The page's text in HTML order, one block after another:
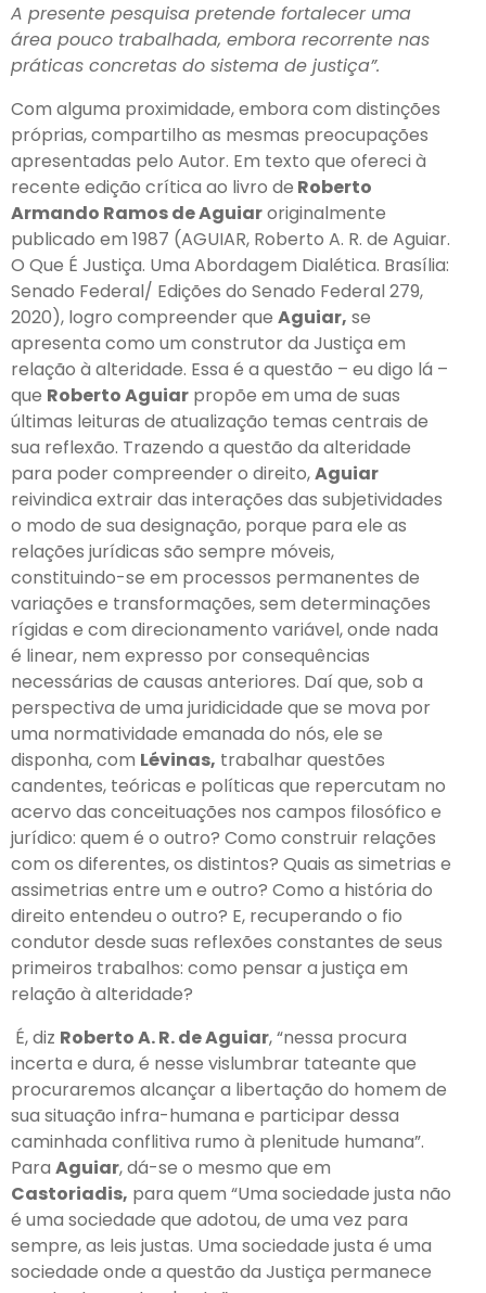
A presente pesquisa pretende fortalecer uma
área pouco trabalhada, embora recorrente nas
práticas concretas do sistema de justiça”.
Com alguma proximidade, embora com distinções
próprias, compartilho as mesmas preocupações
apresentadas pelo Autor. Em texto que ofereci à
recente edição crítica ao livro de Roberto
Armando Ramos de Aguiaroriginalmente
publicado em 1987 (AGUIAR, Roberto A. R. de Aguiar.
O Que É Justiça. Uma Abordagem Dialética. Brasília:
Senado Federal/ Edições do Senado Federal 279,
2020), logro compreender que Aguiar, se
apresenta como um construtor da Justiça em
relação à alteridade. Essa é a questão – eu digo lá –
que Roberto Aguiar propõe em uma de suas
últimas leituras de atualização temas centrais de
sua reflexão. Trazendo a questão da alteridade
para poder compreender o direito,Aguiar
reivindica extrair das interações das subjetividades
o modo de sua designação, porque para ele as
relações jurídicas são sempre móveis,
constituindo-se em processos permanentes de
variações e transformações, sem determinações
rígidas e com direcionamento variável, onde nada
é linear, nem expresso por consequências
necessárias de causas anteriores. Daí que, sob a
perspectiva de uma juridicidade que se mova por
uma normatividade emanada do nós, ele se
disponha, com Lévinas, trabalhar questões
candentes, teóricas e políticas que repercutam no
acervo das conceituações nos campos filosófico e
jurídico: quem é o outro? Como construir relações
com os diferentes, os distintos? Quais as simetrias e
assimetrias entre um e outro? Como a história do
direito entendeu o outro? E, recuperando o fio
condutor desde suas reflexões constantes de seus
primeiros trabalhos: como pensar a justiça em
relação à alteridade?
É, diz Roberto A. R. de Aguiar, “nessa procura
incerta e dura, é nesse vislumbrar tateante que
procuraremos alcançar a libertação do homem de
sua situação infra-humana e participar dessa
caminhada conflitiva rumo à plenitude humana”.
Para Aguiar, dá-se o mesmo que em
Castoriadis, para quem “Uma sociedade justa não
é uma sociedade que adotou, de uma vez para
sempre, as leis justas. Uma sociedade justa é uma
sociedade onde a questão da Justiça permanece